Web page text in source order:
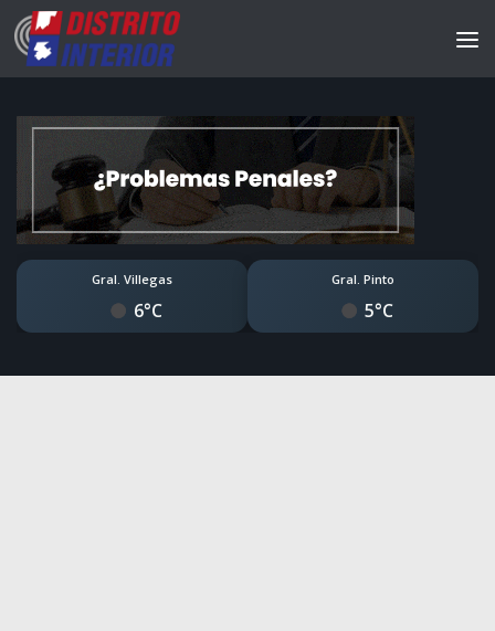
Gral. Villegas
6°C
Gral. Pinto
5°C